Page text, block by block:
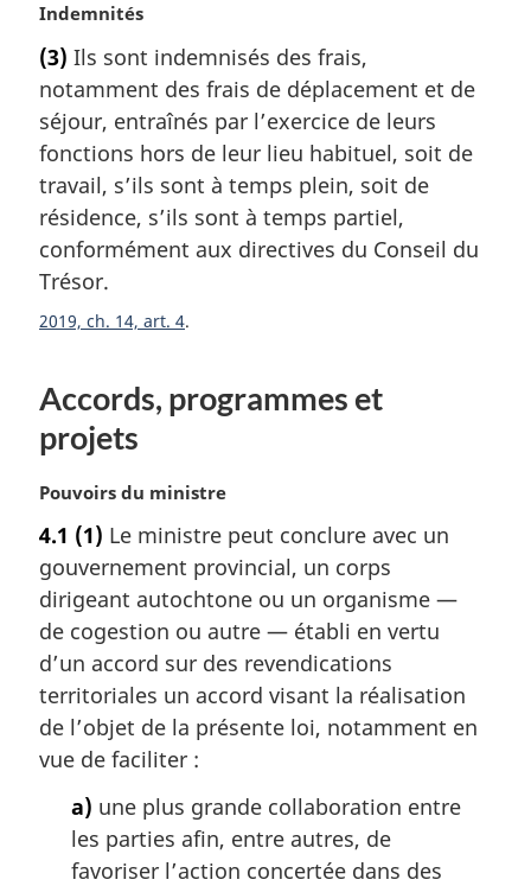
n
a
e
:
N
t
e
m
a
g
i
n
a
e
Indemnités
(3) Ils sont indemnisés des frais,
notamment des frais de déplacement et de
séjour, entraînés par l’exercice de leurs
fonctions hors de leur lieu habituel, soit de
travail, s’ils sont à temps plein, soit de
résidence, s’ils sont à temps partiel,
conformément aux directives du Conseil du
Trésor.
2019, ch. 14, art. 4
Accords, programmes et
projets
N
t
e
m
a
g
i
n
a
Pouvoirs du ministre
4.1 (1) Le ministre peut conclure avec un
gouvernement provincial, un corps
dirigeant autochtone ou un organisme —
de cogestion ou autre — établi en vertu
d’un accord sur des revendications
territoriales un accord visant la réalisation
de l’objet de la présente loi, notamment en
vue de faciliter :
a) une plus grande collaboration entre
les parties afin, entre autres, de
favoriser l’action concertée dans des